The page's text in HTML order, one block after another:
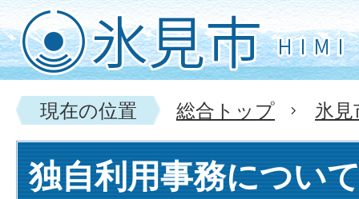
現在の位置 総合トップ 氷
独自利用事務につい